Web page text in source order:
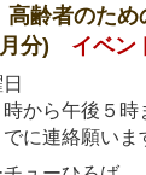
高齢者のため
分)
イベン
から午後５時
に連絡願いま